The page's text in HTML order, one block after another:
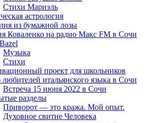
Стихи Мариэль
астрология
из бумажной лозы
Коваленко на радио Maкс FM в Сочи
Музыка
Cтихи
проект для школьников
итальянского языка в Сочи
Встреча 15 июня 2022 в Сочи
разделы
Приворот — это кража. Мой опыт.
Духовное свитие Человека